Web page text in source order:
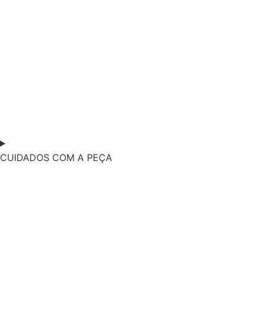
CUIDADOS COM A PEÇA